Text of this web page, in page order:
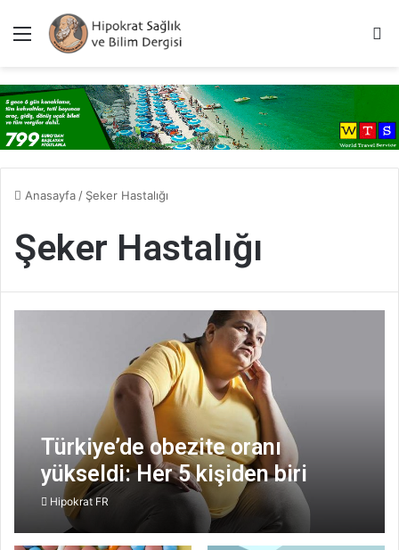
Menü
Anasayfa / Şeker Hastalığı
Şeker Hastalığı
Türkiye’de obezite oranı
yükseldi: Her 5 kişiden biri
obez
Hipokrat FR